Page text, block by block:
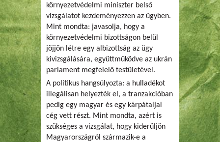
környezetvédelmi miniszter belső
vizsgálatot kezdeményezzen az ügyben.
Mint mondta: javasolja, hogy a
környezetvédelmi bizottságon belül
jöjjön létre egy albizottság az ügy
kivizsgálására, együttműködve az ukrán
parlament megfelelő testületével.
A politikus hangsúlyozta: a hulladékot
illegálisan helyezték el, a tranzakcióban
pedig egy magyar és egy kárpátaljai
cég vett részt. Mint mondta, azért is
szükséges a vizsgálat, hogy kiderüljön
Magyarországról származik-e a